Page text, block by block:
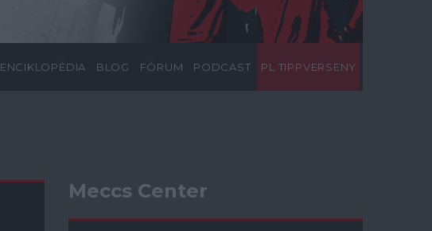
ENCIKLOPÉDIA BLOG FÓRUM PODCAST PL TIPPVERSENY
Meccs Center